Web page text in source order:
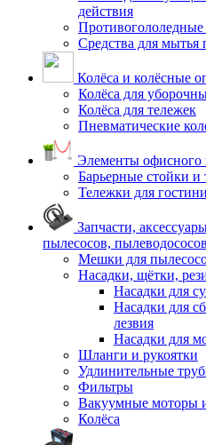
действия
Противогололедные
Средства для мытья
Колёса и колёсные
Колёса для
Колёса для тележек
Пневматические
Элементы офисного
Барьерные стойки и
Тележки для
Запчасти,
пылесосов, пылеводососов
Мешки для
Насадки, щётки,
Насадки для
Насадки для
лезвия
Насадки для
Шланги и рукоятки
Удлинительные
Фильтры
Вакуумные моторы
Колёса